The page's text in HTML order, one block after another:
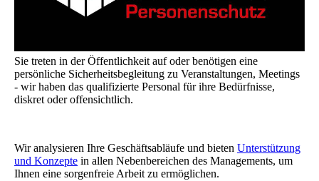
Sie treten in der Öffentlichkeit auf oder benötigen eine
persönliche Sicherheitsbegleitung zu Veranstaltungen, Meetings
- wir haben das qualifizierte Personal für ihre Bedürfnisse,
diskret oder offensichtlich.
Wir analysieren Ihre Geschäftsabläufe und bieten Unterstützung
und Konzepte in allen Nebenbereichen des Managements, um
Ihnen eine sorgenfreie Arbeit zu ermöglichen.